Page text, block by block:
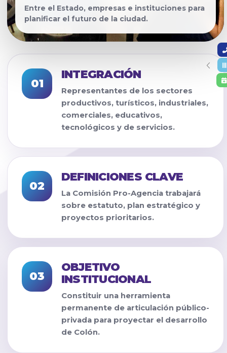
Entre el Estado, empresas e instituciones para
planificar el futuro de la ciudad.
01
INTEGRACIÓN
Representantes de los sectores
productivos, turísticos, industriales,
comerciales, educativos,
tecnológicos y de servicios.
02
DEFINICIONES CLAVE
La Comisión Pro-Agencia trabajará
sobre estatuto, plan estratégico y
proyectos prioritarios.
03
OBJETIVO
INSTITUCIONAL
Constituir una herramienta
permanente de articulación público-
privada para proyectar el desarrollo
de Colón.